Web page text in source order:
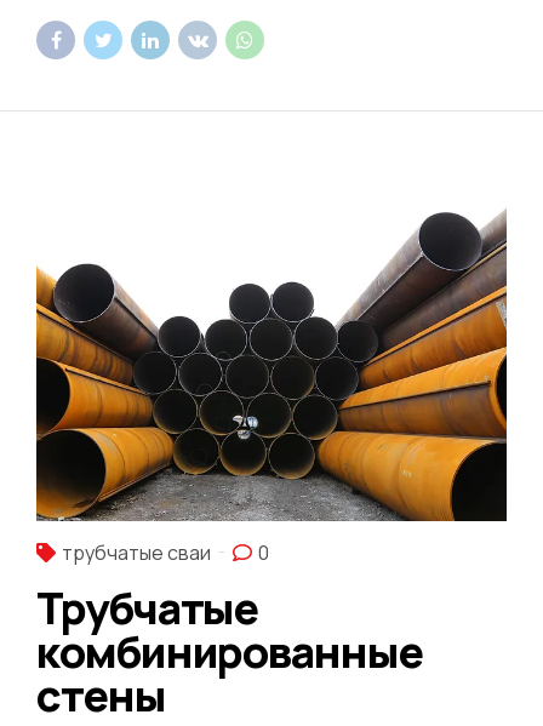
трубчатые сваи 0
Трубчатые
комбинированные
стены